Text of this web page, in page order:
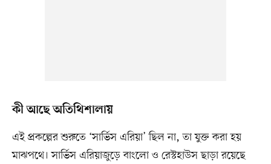
কী আছে অতিথিশালায়
এই প্রকল্পের শুরুতে ‘সার্ভিস এরিয়া’ ছিল না, তা যুক্ত করা হয়
মাঝপথে। সার্ভিস এরিয়াজুড়ে বাংলো ও রেস্টহাউস ছাড়া রয়েছে